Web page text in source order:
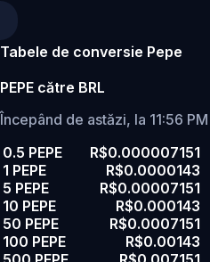
Tabele de conversie Pepe
PEPE către BRL
Începând de astăzi, la 11:56 PM
0.5 PEPE
R$0.000007151
1 PEPE
R$0.0000143
5 PEPE
R$0.00007151
10 PEPE
R$0.000143
50 PEPE
R$0.0007151
100 PEPE
R$0.00143